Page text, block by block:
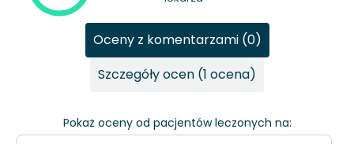
Pokaż oceny od pacjentów leczonych na:
Oceny z komentarzami (0)
Szczegóły ocen (1 ocena)